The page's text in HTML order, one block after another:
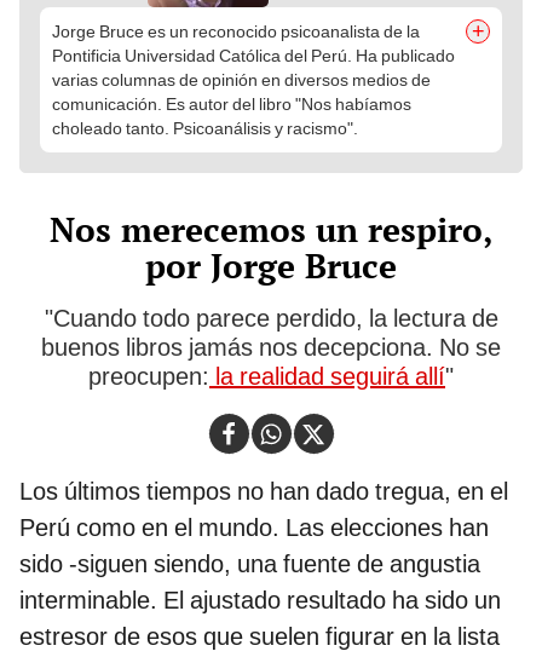
Jorge Bruce es un reconocido psicoanalista de la
Pontificia Universidad Católica del Perú. Ha publicado
varias columnas de opinión en diversos medios de
comunicación. Es autor del libro "Nos habíamos
choleado tanto. Psicoanálisis y racismo".
+
Nos merecemos un respiro,
por Jorge Bruce
"Cuando todo parece perdido, la lectura de
buenos libros jamás nos decepciona. No se
preocupen: la realidad seguirá allí"
Los últimos tiempos no han dado tregua, en el
Perú como en el mundo. Las elecciones han
sido -siguen siendo, una fuente de angustia
interminable. El ajustado resultado ha sido un
estresor de esos que suelen figurar en la lista